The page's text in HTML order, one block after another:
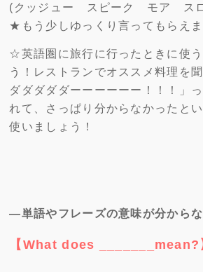
(クッジュー スピーク モア ス
★もう少しゆっくり言ってもらえま
☆英語圏に旅行に行ったときに使う
う！レストランでオススメ料理を
ダダダダダーーーーーー！！！」
れて、さっぱり分からなかったと
使いましょう！
―単語やフレーズの意味が分から
【What does _______mean?